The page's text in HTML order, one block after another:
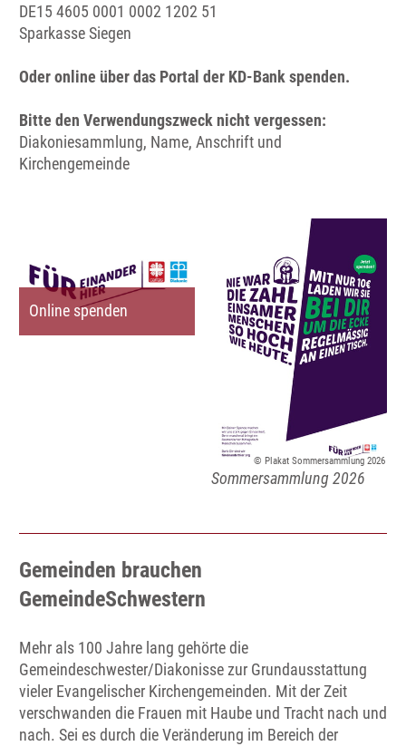
DE15 4605 0001 0002 1202 51
Sparkasse Siegen
Oder online über das Portal der KD-Bank spenden.
Bitte den Verwendungszweck nicht vergessen:
Diakoniesammlung, Name, Anschrift und
Kirchengemeinde
Online spenden
© Plakat Sommersammlung 2026
Sommersammlung 2026
Gemeinden brauchen
GemeindeSchwestern
Mehr als 100 Jahre lang gehörte die
Gemeindeschwester/Diakonisse zur Grundausstattung
vieler Evangelischer Kirchengemeinden. Mit der Zeit
verschwanden die Frauen mit Haube und Tracht nach und
nach. Sei es durch die Veränderung im Bereich der